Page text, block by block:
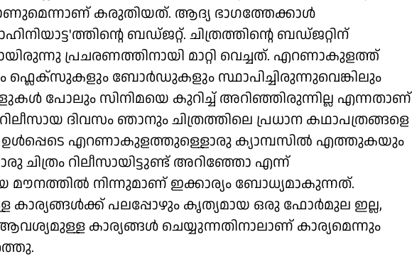
കരുതിയത്. ആദ്യ ഭാഗത്തേക്കാൾ
ബഡ്ജറ്റ്. ചിത്രത്തിന്റെ ബഡ്ജറ്റിന്
പ്രചരണത്തിനായി മാറ്റി വെച്ചത്. എറണാകുളത്ത്
ഫ്ലെക്സുകളും ബോർഡുകളും സ്ഥാപിച്ചിരുന്നുവെങ്കിലും
പോലും സിനിമയെ കുറിച്ച് അറിഞ്ഞിരുന്നില്ല എന്നതാണ്
ദിവസം ഞാനും ചിത്രത്തിലെ പ്രധാന കഥാപത്രങ്ങളെ
ഉൾപ്പെടെ എറണാകുളത്തുള്ളൊരു ക്യാമ്പസിൽ എത്തുകയും
ചിത്രം റിലീസായിട്ടുണ്ട് അറിഞ്ഞോ എന്ന്
മൗനത്തിൽ നിന്നുമാണ് ഇക്കാര്യം ബോധ്യമാകുന്നത്.
കാര്യങ്ങൾക്ക് പലപ്പോഴും കൃത്യമായ ഒരു ഫോർമുല ഇല്ല,
കാര്യങ്ങൾ ചെയ്യുന്നതിനാലാണ് കാര്യമെന്നും